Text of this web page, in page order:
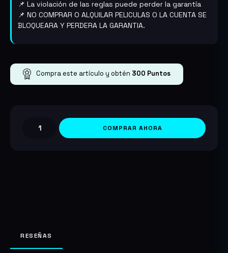
📌 La violación de las reglas puede perder la garantía
📌 NO COMPRAR O ALQUILAR PELICULAS O LA CUENTA SE
BLOQUEARA Y PERDERA LA GARANTIA.
Compra este artículo y obtén 300 Puntos
Cuenta
COMPRAR AHORA
RESEÑAS